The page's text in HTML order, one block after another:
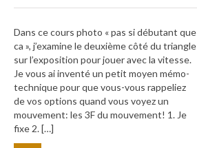
Dans ce cours photo « pas si débutant que
ca », j’examine le deuxième côté du triangle
sur l’exposition pour jouer avec la vitesse.
Je vous ai inventé un petit moyen mémo-
technique pour que vous-vous rappeliez
de vos options quand vous voyez un
mouvement: les 3F du mouvement! 1. Je
fixe 2. […]